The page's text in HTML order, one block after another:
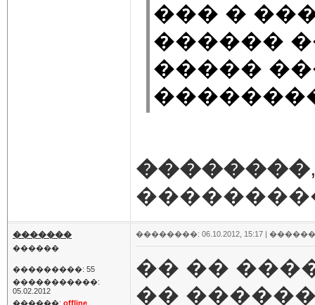
��� �
������
�����
��������
�������
������
���������: 55
�����������:
05.02.2012
������: offline
��������: 06.10.2012, 15:17 |
�� ��
��